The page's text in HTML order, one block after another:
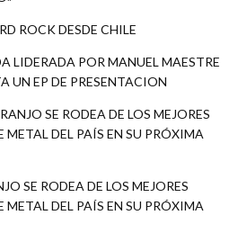
ROCK DESDE CHILE
LIDERADA POR MANUEL MAESTRE
UN EP DE PRESENTACION
SE RODEA DE LOS MEJORES
METAL DEL PAÍS EN SU PRÓXIMA
SE RODEA DE LOS MEJORES
METAL DEL PAÍS EN SU PRÓXIMA